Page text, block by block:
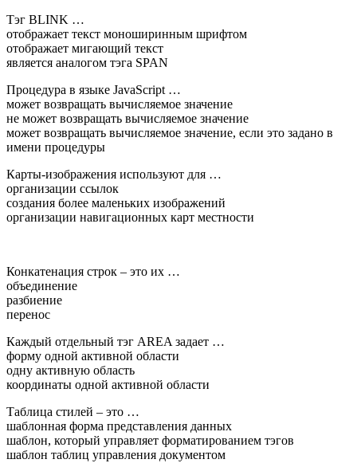
Тэг BLINK …
отображает текст моноширинным шрифтом
отображает мигающий текст
является аналогом тэга SPAN
Процедура в языке JavaScript …
может возвращать вычисляемое значение
не может возвращать вычисляемое значение
может возвращать вычисляемое значение, если это задано в
имени процедуры
Карты-изображения используют для …
организации ссылок
создания более маленьких изображений
организации навигационных карт местности
Конкатенация строк – это их …
объединение
разбиение
перенос
Каждый отдельный тэг AREA задает …
форму одной активной области
одну активную область
координаты одной активной области
Таблица стилей – это …
шаблонная форма представления данных
шаблон, который управляет форматированием тэгов
шаблон таблиц управления документом